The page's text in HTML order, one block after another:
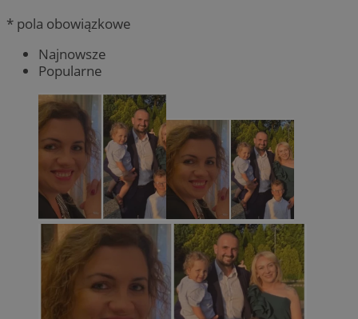
* pola obowiązkowe
Najnowsze
Popularne